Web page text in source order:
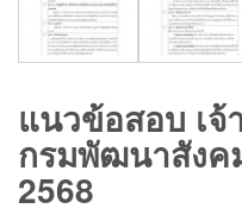
แนวข้อสอบ เ
กรมพัฒนาสังค
2568